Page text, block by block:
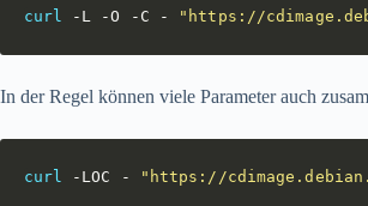
curl -L -O -C - "https://
In der Regel können viele Parameter auch
curl -LOC - "https://